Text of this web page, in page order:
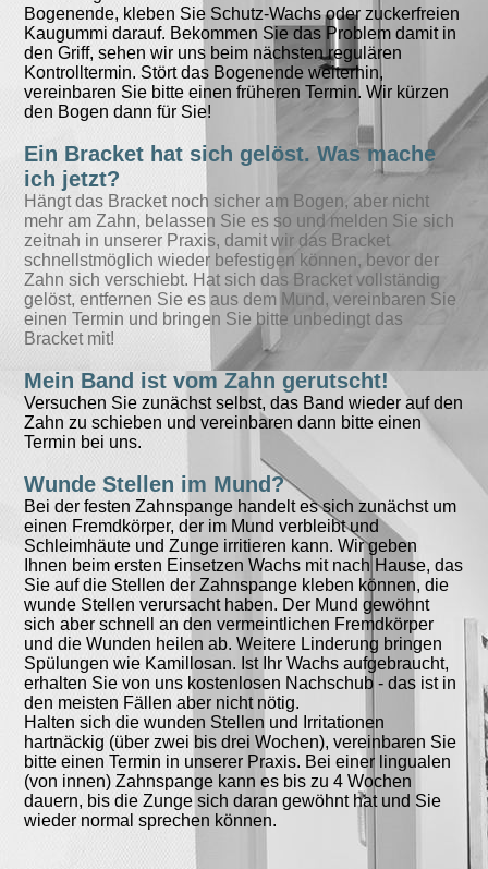
Bogenende, kleben Sie Schutz-Wachs oder zuckerfreien
Kaugummi darauf. Bekommen Sie das Problem damit in
den Griff, sehen wir uns beim nächsten regulären
Kontrolltermin. Stört das Bogenende weiterhin,
vereinbaren Sie bitte einen früheren Termin. Wir kürzen
den Bogen dann für Sie!
Ein Bracket hat sich gelöst. Was mache
ich jetzt?
Hängt das Bracket noch sicher am Bogen, aber nicht
mehr am Zahn, belassen Sie es so und melden Sie sich
zeitnah in unserer Praxis, damit wir das Bracket
schnellstmöglich wieder befestigen können, bevor der
Zahn sich verschiebt. Hat sich das Bracket vollständig
gelöst, entfernen Sie es aus dem Mund, vereinbaren Sie
einen Termin und bringen Sie bitte unbedingt das
Bracket mit!
Mein Band ist vom Zahn gerutscht!
Versuchen Sie zunächst selbst, das Band wieder auf den
Zahn zu schieben und vereinbaren dann bitte einen
Termin bei uns.
Wunde Stellen im Mund?
Bei der festen Zahnspange handelt es sich zunächst um
einen Fremdkörper, der im Mund verbleibt und
Schleimhäute und Zunge irritieren kann. Wir geben
Ihnen beim ersten Einsetzen Wachs mit nach Hause, das
Sie auf die Stellen der Zahnspange kleben können, die
wunde Stellen verursacht haben. Der Mund gewöhnt
sich aber schnell an den vermeintlichen Fremdkörper
und die Wunden heilen ab. Weitere Linderung bringen
Spülungen wie Kamillosan. Ist Ihr Wachs aufgebraucht,
erhalten Sie von uns kostenlosen Nachschub - das ist in
den meisten Fällen aber nicht nötig.
Halten sich die wunden Stellen und Irritationen
hartnäckig (über zwei bis drei Wochen), vereinbaren Sie
bitte einen Termin in unserer Praxis. Bei einer lingualen
(von innen) Zahnspange kann es bis zu 4 Wochen
dauern, bis die Zunge sich daran gewöhnt hat und Sie
wieder normal sprechen können.